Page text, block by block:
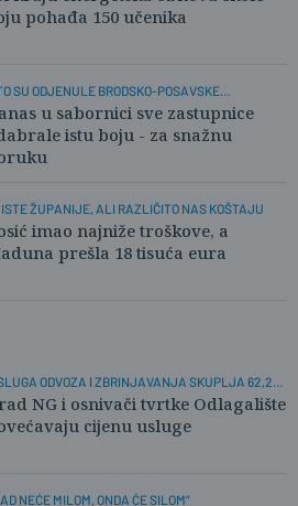
pohađa 150 učenika
SU ODJENULE BRODSKO-POSAVSKE
u sabornici sve zastupnice
istu boju - za snažnu
ISTE ŽUPANIJE, ALI RAZLIČITO NAS KOŠTAJU
imao najniže troškove, a
prešla 18 tisuća eura
ODVOZA I ZBRINJAVANJA SKUPLJA 62,25
NG i osnivači tvrtke Odlagalište
cijenu usluge
NEĆE MILOM, ONDA ĆE SILOM“